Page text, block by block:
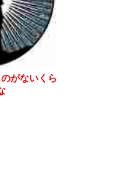
がないくら